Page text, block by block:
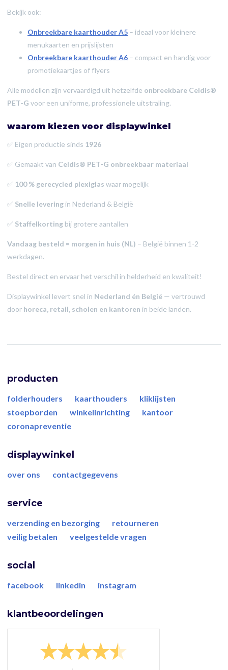
Bekijk ook:
Onbreekbare kaarthouder A5 – ideaal voor kleinere
menukaarten en prijslijsten
Onbreekbare kaarthouder A6 – compact en handig voor
promotiekaartjes of flyers
Alle modellen zijn vervaardigd uit hetzelfde onbreekbare Celdis®
PET-G voor een uniforme, professionele uitstraling.
waarom kiezen voor displaywinkel
✅ Eigen productie sinds 1926
✅ Gemaakt van Celdis® PET-G onbreekbaar materiaal
✅ 100 % gerecycled plexiglas waar mogelijk
✅ Snelle levering in Nederland & België
✅ Staffelkorting bij grotere aantallen
Vandaag besteld = morgen in huis (NL) – België binnen 1-2
werkdagen.
Bestel direct en ervaar het verschil in helderheid en kwaliteit!
Displaywinkel levert snel in Nederland én België — vertrouwd
door horeca, retail, scholen en kantoren in beide landen.
producten
folderhouders kaarthouders
kliklijsten
stoepborden
winkelinrichting
kantoor
coronapreventie
displaywinkel
over ons contactgegevens
service
verzending en bezorging
retourneren
veilig betalen
veelgestelde vragen
social
facebook linkedin instagram
klantbeoordelingen